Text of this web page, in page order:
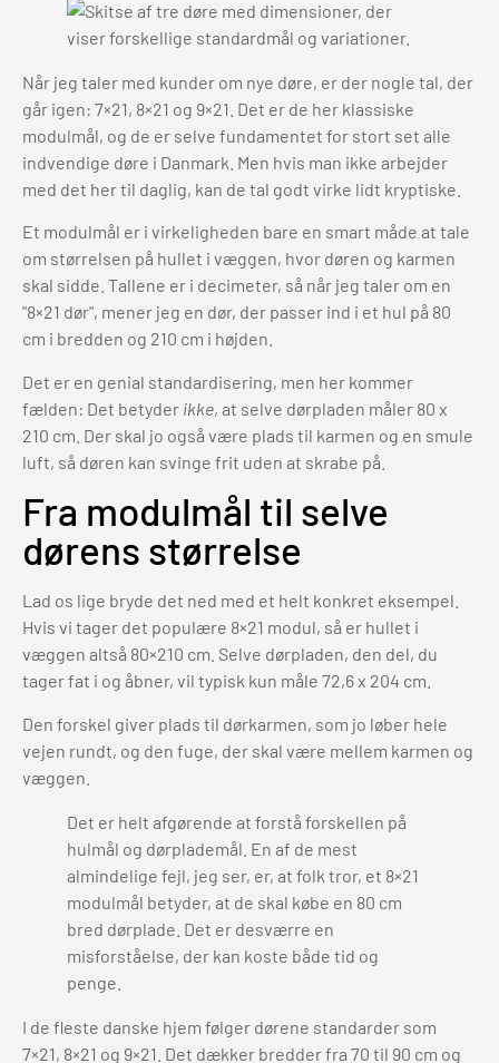
Når jeg taler med kunder om nye døre, er der nogle tal, der
går igen: 7×21, 8×21 og 9×21. Det er de her klassiske
modulmål, og de er selve fundamentet for stort set alle
indvendige døre i Danmark. Men hvis man ikke arbejder
med det her til daglig, kan de tal godt virke lidt kryptiske.
Et modulmål er i virkeligheden bare en smart måde at tale
om størrelsen på hullet i væggen, hvor døren og karmen
skal sidde. Tallene er i decimeter, så når jeg taler om en
"8×21 dør", mener jeg en dør, der passer ind i et hul på 80
cm i bredden og 210 cm i højden.
Det er en genial standardisering, men her kommer
fælden: Det betyder ikke, at selve dørpladen måler 80 x
210 cm. Der skal jo også være plads til karmen og en smule
luft, så døren kan svinge frit uden at skrabe på.
Fra modulmål til selve
dørens størrelse
Lad os lige bryde det ned med et helt konkret eksempel.
Hvis vi tager det populære 8×21 modul, så er hullet i
væggen altså 80×210 cm. Selve dørpladen, den del, du
tager fat i og åbner, vil typisk kun måle 72,6 x 204 cm.
Den forskel giver plads til dørkarmen, som jo løber hele
vejen rundt, og den fuge, der skal være mellem karmen og
væggen.
Det er helt afgørende at forstå forskellen på
hulmål og dørplademål. En af de mest
almindelige fejl, jeg ser, er, at folk tror, et 8×21
modulmål betyder, at de skal købe en 80 cm
bred dørplade. Det er desværre en
misforståelse, der kan koste både tid og
penge.
I de fleste danske hjem følger dørene standarder som
7×21, 8×21 og 9×21. Det dækker bredder fra 70 til 90 cm og